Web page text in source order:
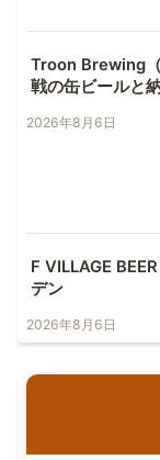
Troon Brewing
戦の缶ビールと
2026年8月6日
F VILLAGE
デン
2026年8月6日